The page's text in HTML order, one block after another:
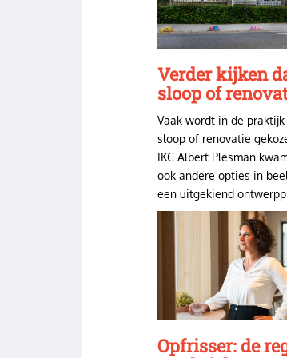
Verder kijken
sloop of
Vaak wordt in de praktijk
sloop of renovatie
IKC Albert Plesman
ook andere opties in
een uitgekiend
Opfrisser: de